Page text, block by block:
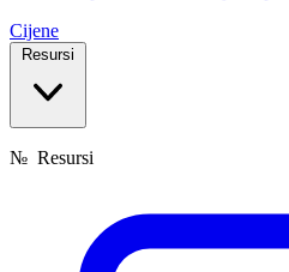
Cijene
Resursi
№ Resursi